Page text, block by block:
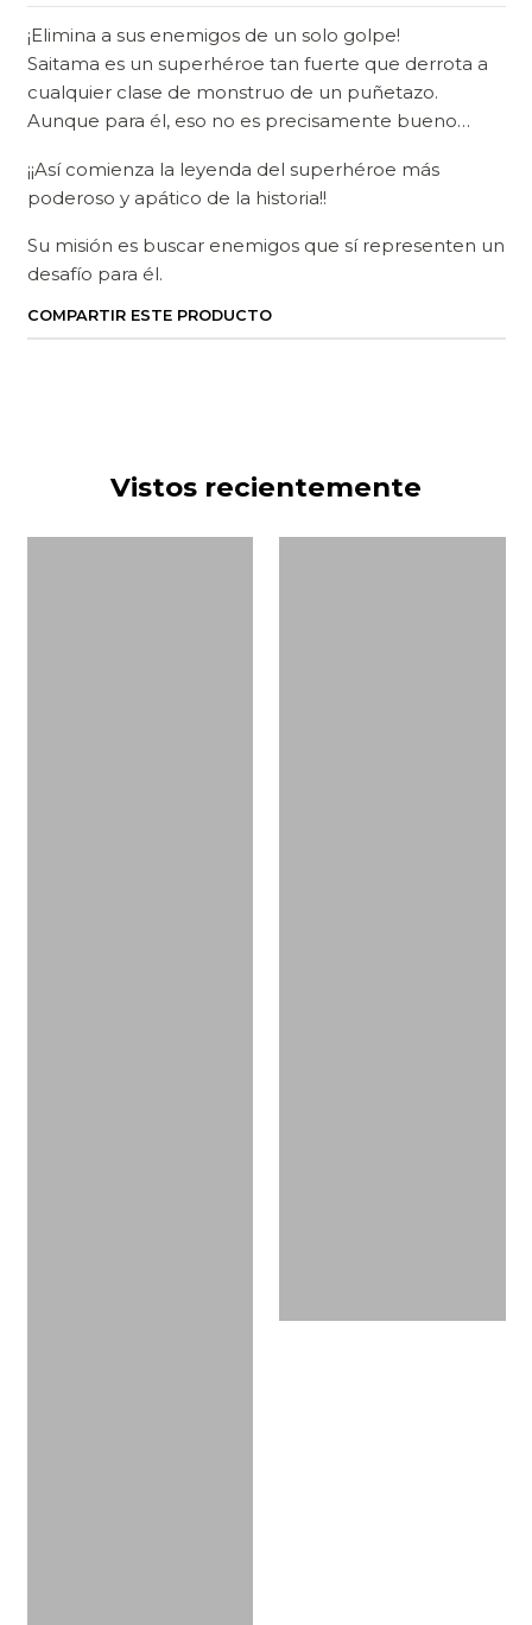
¡Elimina a sus enemigos de un solo golpe!
Saitama es un superhéroe tan fuerte que derrota a
cualquier clase de monstruo de un puñetazo.
Aunque para él, eso no es precisamente bueno…
¡¡Así comienza la leyenda del superhéroe más
poderoso y apático de la historia!!
Su misión es buscar enemigos que sí representen un
desafío para él.
COMPARTIR ESTE PRODUCTO
Vistos recientemente